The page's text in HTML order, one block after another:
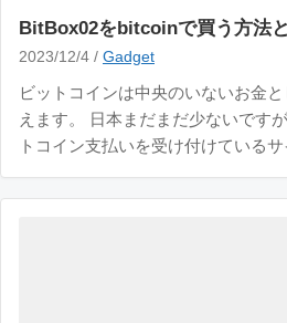
BitBox02をbitcoinで買う方法
2023/12/4 / Gadget
ビットコインは中央のいないお金
えます。 日本まだまだ少ないです
トコイン支払いを受け付けている
ハードウェアウォレット【